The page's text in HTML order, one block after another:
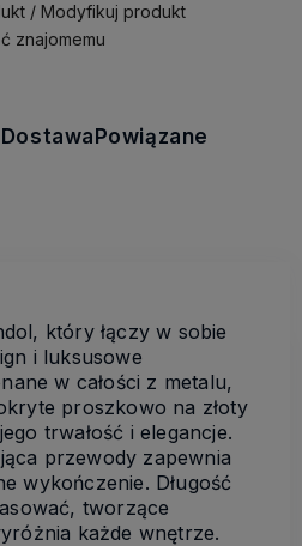
/ Modyfikuj produkt
znajomemu
Dostawa Powiązane
który łączy w sobie
i luksusowe
w całości z metalu,
proszkowo na złoty
trwałość i elegancje.
przewody zapewnia
wykończenie. Długość
tworzące
każde wnętrze.